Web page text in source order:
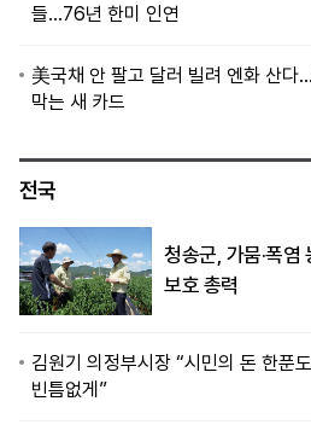
들…76년 한미 인연
美국채 안 팔고 달러 빌려 엔화 산다…
막는 새 카드
전국
청송군, 가뭄·폭염
보호 총력
김원기 의정부시장 “시민의 돈 한푼
빈틈없게”